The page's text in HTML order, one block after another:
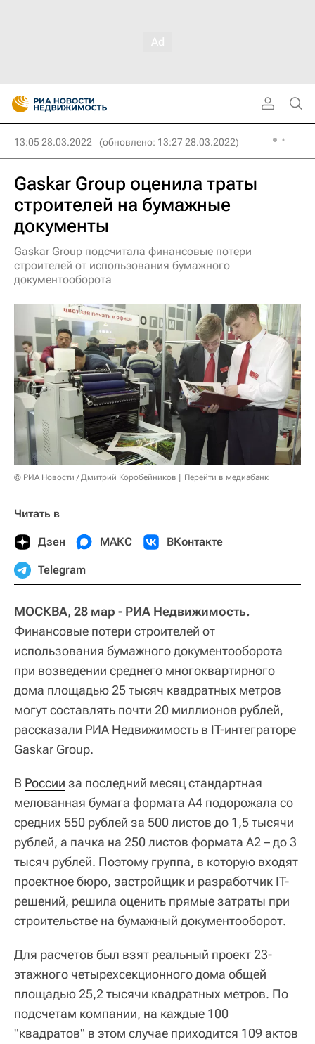
13:05 28.03.2022 (обновлено: 13:27 28.03.2022)
Gaskar Group оценила траты
строителей на бумажные
документы
Gaskar Group подсчитала финансовые потери
строителей от использования бумажного
документооборота
© РИА Новости / Дмитрий Коробейников Перейти в медиабанк
Читать в
Дзен МАКС ВКонтакте
Telegram
МОСКВА, 28 мар - РИА Недвижимость.
Финансовые потери строителей от
использования бумажного документооборота
при возведении среднего многоквартирного
дома площадью 25 тысяч квадратных метров
могут составлять почти 20 миллионов рублей,
рассказали РИА Недвижимость в IT-интеграторе
Gaskar Group.
В России за последний месяц стандартная
мелованная бумага формата А4 подорожала со
средних 550 рублей за 500 листов до 1,5 тысячи
рублей, а пачка на 250 листов формата А2 – до 3
тысяч рублей. Поэтому группа, в которую входят
проектное бюро, застройщик и разработчик IT-
решений, решила оценить прямые затраты при
строительстве на бумажный документооборот.
Для расчетов был взят реальный проект 23-
этажного четырехсекционного дома общей
площадью 25,2 тысячи квадратных метров. По
подсчетам компании, на каждые 100
"квадратов" в этом случае приходится 109 актов